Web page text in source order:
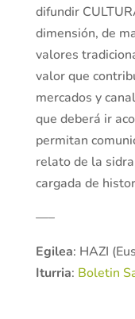
difundir
dimensión, de
valores
valor que
mercados y
que deberá ir
permitan
relato de la
cargada de
—–
Egilea: HAZI
Iturria: Boletin